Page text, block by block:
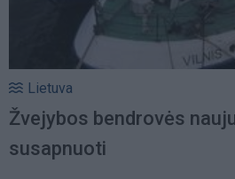
Lietuva
Žvejybos bendrovės
susapnuoti